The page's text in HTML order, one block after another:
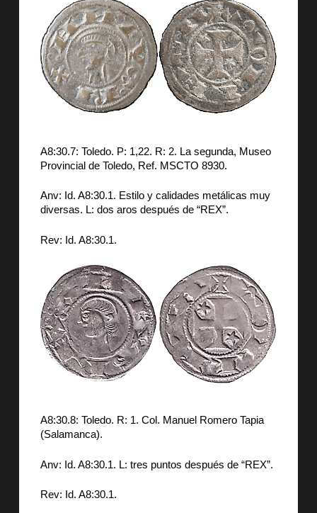
A8:30.7: Toledo. P: 1,22. R: 2. La segunda, Museo
Provincial de Toledo, Ref. MSCTO 8930.
Anv: Id. A8:30.1. Estilo y calidades metálicas muy
diversas. L: dos aros después de “REX”.
Rev: Id. A8:30.1.
A8:30.8: Toledo. R: 1. Col. Manuel Romero Tapia
(Salamanca).
Anv: Id. A8:30.1. L: tres puntos después de “REX”.
Rev: Id. A8:30.1.